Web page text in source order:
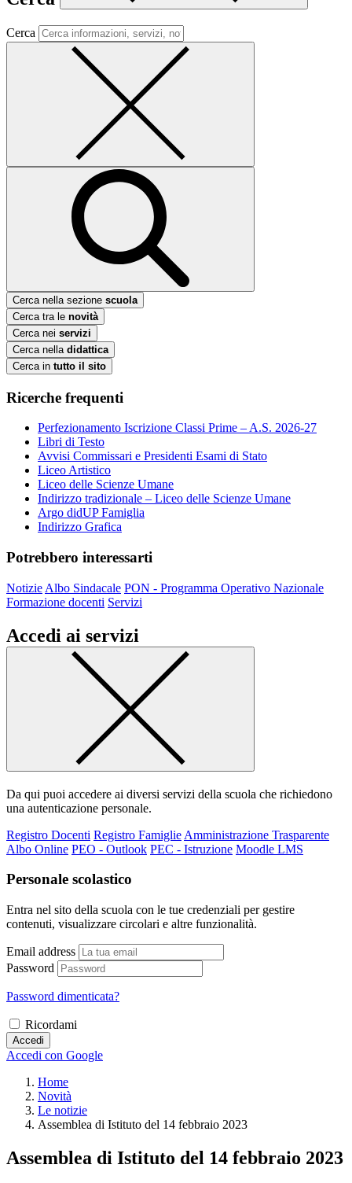
Cerca
Cerca nella sezione scuola
Cerca tra le novità
Cerca nei servizi
Cerca nella didattica
Cerca in tutto il sito
Ricerche frequenti
Perfezionamento Iscrizione Classi Prime – A.S. 2026-27
Libri di Testo
Avvisi Commissari e Presidenti Esami di Stato
Liceo Artistico
Liceo delle Scienze Umane
Indirizzo tradizionale – Liceo delle Scienze Umane
Argo didUP Famiglia
Indirizzo Grafica
Potrebbero interessarti
Notizie Albo Sindacale PON - Programma Operativo Nazionale
Formazione docenti Servizi
Accedi ai servizi
Da qui puoi accedere ai diversi servizi della scuola che richiedono
una autenticazione personale.
Registro Docenti Registro Famiglie Amministrazione Trasparente
Albo Online PEO - Outlook PEC - Istruzione Moodle LMS
Personale scolastico
Entra nel sito della scuola con le tue credenziali per gestire
contenuti, visualizzare circolari e altre funzionalità.
Email address
Password
Password dimenticata?
Ricordami
Accedi
Accedi con Google
Home
Novità
Le notizie
Assemblea di Istituto del 14 febbraio 2023
Assemblea di Istituto del 14 febbraio 2023